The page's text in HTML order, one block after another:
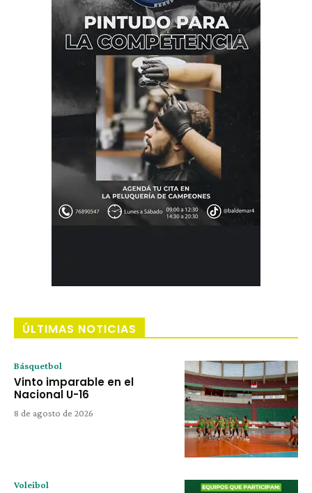
ÚLTIMAS NOTICIAS
Básquetbol
Vinto imparable en el
Nacional U-16
8 de agosto de 2026
Voleibol